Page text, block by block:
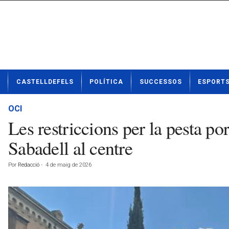
t
CASTELLDEFELS POLÍTICA SUCCESSOS ESPORTS
OCI
Les restriccions per la pesta
Sabadell al centre
Por Redacció - 4 de maig de 2026